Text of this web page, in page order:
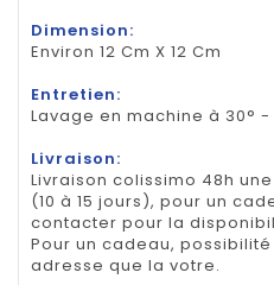
Dimension:
Environ 12 Cm X 12 Cm
Entretien:
Lavage en machine à 30°
Livraison:
Livraison colissimo 48h
(10 à 15 jours), pour un
contacter pour la
Pour un cadeau,
adresse que la votre.